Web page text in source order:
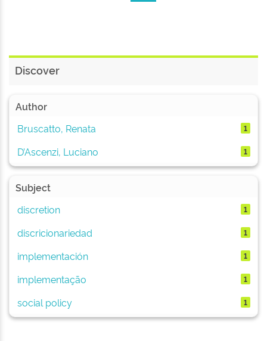
Discover
Author
Bruscatto, Renata
1
D’Ascenzi, Luciano 1
Subject
discretion
1
discricionariedad 1
implementación 1
implementação 1
social policy 1